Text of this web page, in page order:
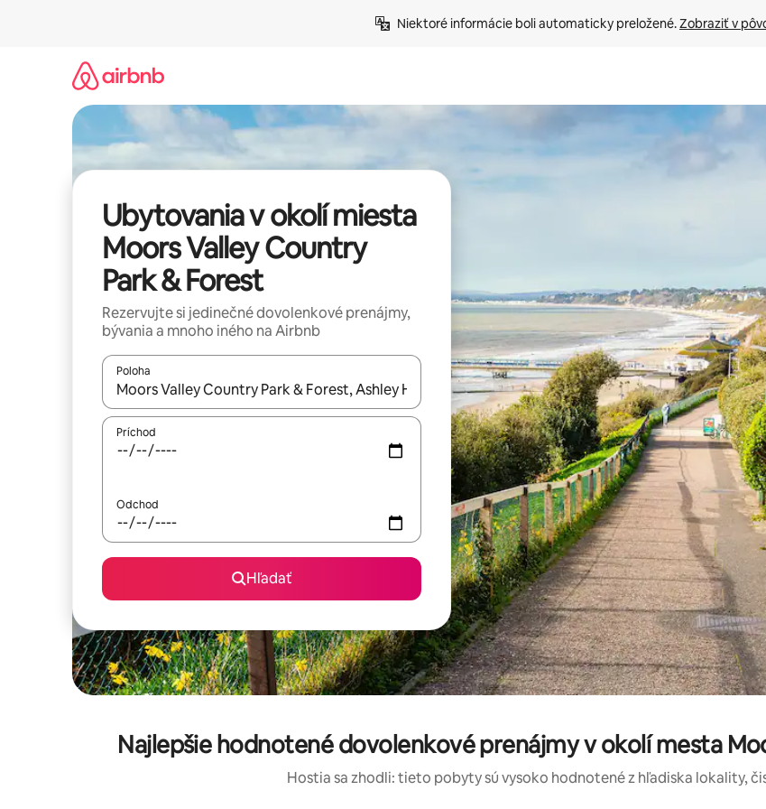
Niektoré informácie boli automaticky preložené. Zobraziť v
Ubytovania v okolí miesta
Moors Valley Country
Park & Forest
Rezervujte si jedinečné dovolenkové prenájmy,
bývania a mnoho iného na Airbnb
Poloha
Keď budú výsledky k dispozícii, môžete si ich prechádzať pomocou klávesov so šípkami nahor a nadol alebo
Príchod
Odchod
Hľadať
Najlepšie hodnotené dovolenkové prenájmy v okolí mesta
Hostia sa zhodli: tieto pobyty sú vysoko hodnotené z hľadiska lokality,